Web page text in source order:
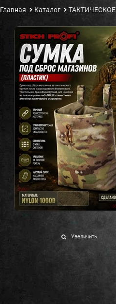
Главная Каталог
Увеличить